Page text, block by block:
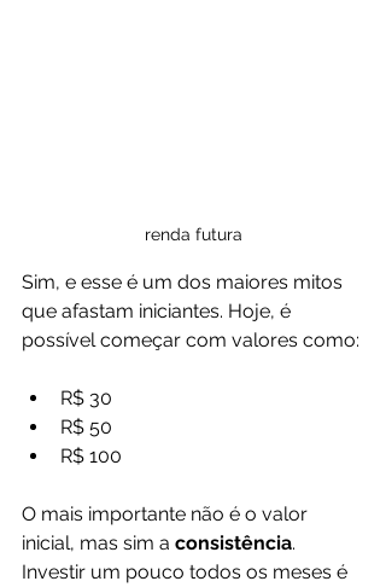
renda futura
Sim, e esse é um dos maiores mitos
que afastam iniciantes. Hoje, é
possível começar com valores como:
R$ 30
R$ 50
R$ 100
O mais importante não é o valor
inicial, mas sim a consistência.
Investir um pouco todos os meses é